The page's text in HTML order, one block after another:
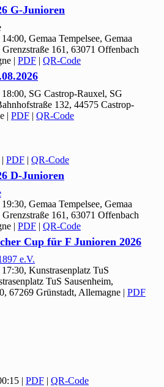
G-Junioren
Gemaa Tempelsee, Gemaa
Grenzstraße 161, 63071 Offenbach
| PDF | QR-Code
08.2026
SG Castrop-Rauxel, SG
132, 44575 Castrop-
| PDF | QR-Code
| PDF | QR-Code
D-Junioren
Gemaa Tempelsee, Gemaa
Grenzstraße 161, 63071 Offenbach
| PDF | QR-Code
Cup für F Junioren 2026
e.V.
Kunstrasenplatz TuS
TuS Sausenheim,
67269 Grünstadt, Allemagne | PDF
| PDF | QR-Code